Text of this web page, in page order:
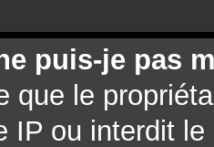
puis-je pas
que le
IP ou interdit